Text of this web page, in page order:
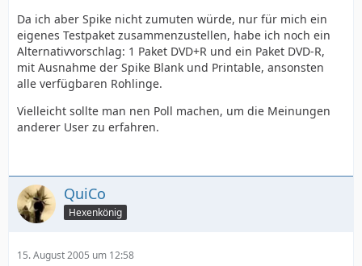
Da ich aber Spike nicht zumuten würde, nur für mich ein
eigenes Testpaket zusammenzustellen, habe ich noch ein
Alternativvorschlag: 1 Paket DVD+R und ein Paket DVD-R,
mit Ausnahme der Spike Blank und Printable, ansonsten
alle verfügbaren Rohlinge.
Vielleicht sollte man nen Poll machen, um die Meinungen
anderer User zu erfahren.
QuiCo
Hexenkönig
15. August 2005 um 12:58